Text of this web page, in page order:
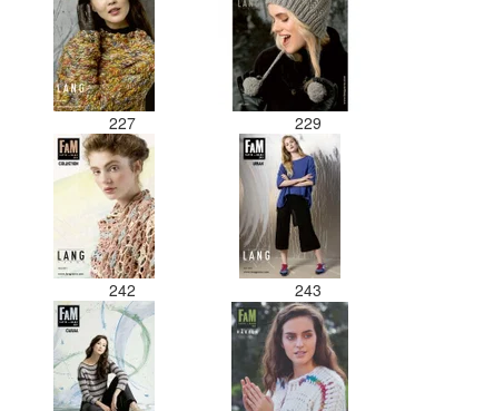
227 229
242 243